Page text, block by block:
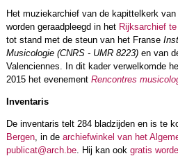
Het muziekarchief van de kapittelkerk
worden geraadpleegd in het Rijksarchief
tot stand met de steun van het Franse
Musicologie (CNRS - UMR 8223)en van
Valenciennes. In dit kader verwelkomde
2015 het evenement Rencontres
Inventaris
De inventaris telt 284 bladzijden en is te
Bergen, in de archiefwinkel van het
publicat@arch.be. Hij kan ook gratis